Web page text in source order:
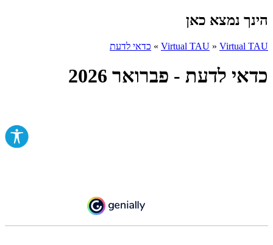
הינך נמצא כאן
Virtual TAU » Virtual TAU
» כדאי לדעת
כדאי לדעת - פברואר 2026